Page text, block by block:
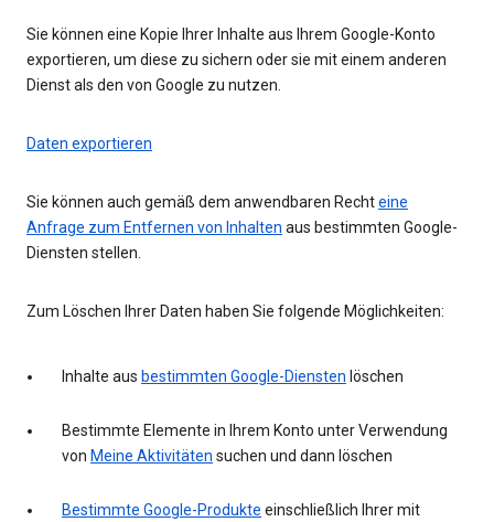
Sie können eine Kopie Ihrer Inhalte aus Ihrem Google-Konto
exportieren, um diese zu sichern oder sie mit einem anderen
Dienst als den von Google zu nutzen.
Daten exportieren
Sie können auch gemäß dem anwendbaren Rechteine
Anfrage zum Entfernen von Inhalten aus bestimmten Google-
Diensten stellen.
Zum Löschen Ihrer Daten haben Sie folgende Möglichkeiten:
Inhalte aus bestimmten Google-Diensten löschen
Bestimmte Elemente in Ihrem Konto unter Verwendung
von Meine Aktivitäten suchen und dann löschen
Bestimmte Google-Produkte einschließlich Ihrer mit